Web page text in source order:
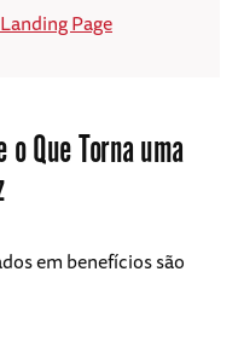
Page
Que Torna uma
em benefícios são